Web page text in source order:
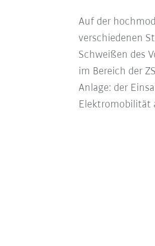
Auf der
verschiedenen
Schweißen des
im Bereich der
Anlage: der
Elektromobilität